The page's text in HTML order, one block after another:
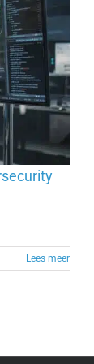
Lees meer